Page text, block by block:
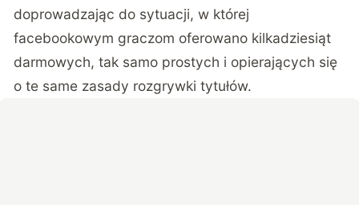
doprowadzając do sytuacji, w której
facebookowym graczom oferowano kilkadziesiąt
darmowych, tak samo prostych i opierających się
o te same zasady rozgrywki tytułów.